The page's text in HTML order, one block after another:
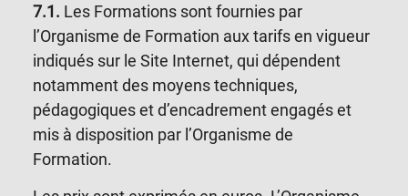
7.1. Les Formations sont fournies par
l’Organisme de Formation aux tarifs en vigueur
indiqués sur le Site Internet, qui dépendent
notamment des moyens techniques,
pédagogiques et d’encadrement engagés et
mis à disposition par l’Organisme de
Formation.